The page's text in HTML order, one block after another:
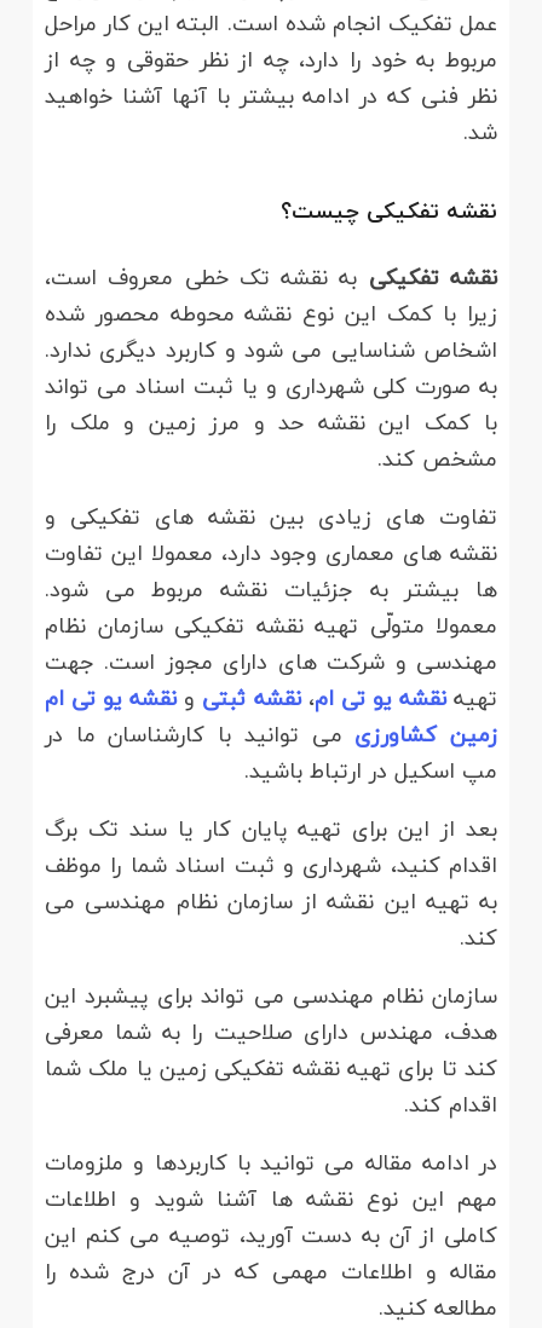
عمل تفکیک انجام شده است. البته این کار مراحل
مربوط به خود را دارد، چه از نظر حقوقی و چه از
نظر فنی که در ادامه بیشتر با آنها آشنا خواهید
شد.
نقشه تفکیکی چیست؟
نقشه تفکیکی به نقشه تک خطی معروف است،
زیرا با کمک این نوع نقشه محوطه محصور شده
اشخاص شناسایی می شود و کاربرد دیگری ندارد.
به صورت کلی شهرداری و یا ثبت اسناد می تواند
با کمک این نقشه حد و مرز زمین و ملک را
مشخص کند.
تفاوت های زیادی بین نقشه های تفکیکی و
نقشه های معماری وجود دارد، معمولا این تفاوت
ها بیشتر به جزئیات نقشه مربوط می شود.
معمولا متولّی تهیه نقشه تفکیکی سازمان نظام
مهندسی و شرکت های دارای مجوز است. جهت
تهیهنقشه یو تی ام،نقشه ثبتی ونقشه یو تی ام
زمین کشاورزی می توانید با کارشناسان ما در
مپ اسکیل در ارتباط باشید.
بعد از این برای تهیه پایان کار یا سند تک برگ
اقدام کنید، شهرداری و ثبت اسناد شما را موظف
به تهیه این نقشه از سازمان نظام مهندسی می
کند.
سازمان نظام مهندسی می تواند برای پیشبرد این
هدف، مهندس دارای صلاحیت را به شما معرفی
کند تا برای تهیه نقشه تفکیکی زمین یا ملک شما
اقدام کند.
در ادامه مقاله می توانید با کاربردها و ملزومات
مهم این نوع نقشه ها آشنا شوید و اطلاعات
کاملی از آن به دست آورید، توصیه می کنم این
مقاله و اطلاعات مهمی که در آن درج شده را
مطالعه کنید.